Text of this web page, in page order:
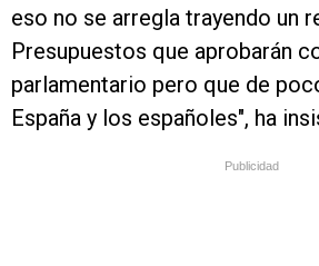
eso no se arregla trayendo un
Presupuestos que aprobarán
parlamentario pero que de
España y los españoles", ha
Publicidad